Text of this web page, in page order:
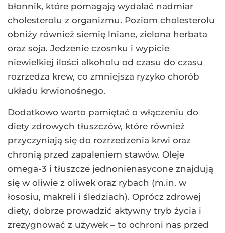
błonnik, które pomagają wydalać nadmiar
cholesterolu z organizmu. Poziom cholesterolu
obniży również siemię lniane, zielona herbata
oraz soja. Jedzenie czosnku i wypicie
niewielkiej ilości alkoholu od czasu do czasu
rozrzedza krew, co zmniejsza ryzyko chorób
układu krwionośnego.
Dodatkowo warto pamiętać o włączeniu do
diety zdrowych tłuszczów, które również
przyczyniają się do rozrzedzenia krwi oraz
chronią przed zapaleniem stawów. Oleje
omega-3 i tłuszcze jednonienasycone znajdują
się w oliwie z oliwek oraz rybach (m.in. w
łososiu, makreli i śledziach). Oprócz zdrowej
diety, dobrze prowadzić aktywny tryb życia i
zrezygnować z używek – to ochroni nas przed